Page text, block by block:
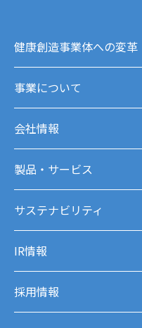
健康創造事業体への変革
事業について
会社情報
製品・サービス
サステナビリティ
IR情報
採用情報